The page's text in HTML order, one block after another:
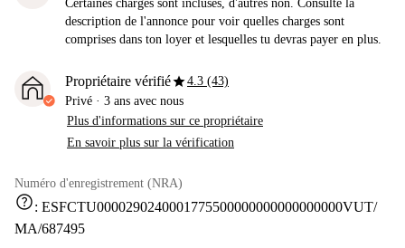
Certaines charges sont incluses, d'autres non. Consulte la
description de l'annonce pour voir quelles charges sont
comprises dans ton loyer et lesquelles tu devras payer en plus.
Propriétaire vérifiéstar4.3 (43)
Privé · 3 ans avec nous
Plus d'informations sur ce propriétaire
En savoir plus sur la vérification
Numéro d'enregistrement (NRA)
help: ESFCTU0000290240001775500000000000000000VUT/
MA/687495